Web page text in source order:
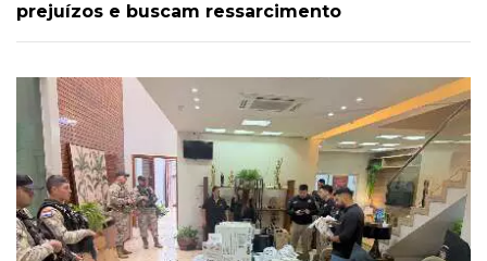
prejuízos e buscam ressarcimento